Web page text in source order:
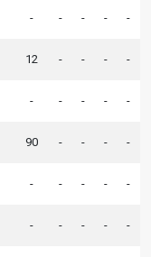
- - - - -
12 - - - -
- - - - -
90 - - - -
- - - - -
- - - - -